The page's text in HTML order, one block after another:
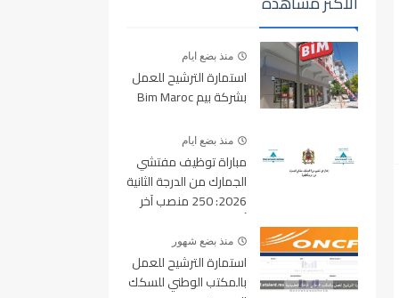
منذ بضع ايام
استمارة الترشيح للعمل
بشركة بيم Bim Maroc
منذ بضع ايام
مباراة توظيف مفتشي
الجمارك من الدرجة الثانية
2026: 250 منصب آخر
2026منذ بضع شهور
استمارة الترشيح للعمل
بالمكتب الوطني للسكك